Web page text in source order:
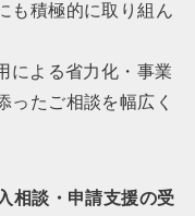
も積極的に取り組ん
による省力化・事業
ったご相談を幅広く
相談・申請支援の受